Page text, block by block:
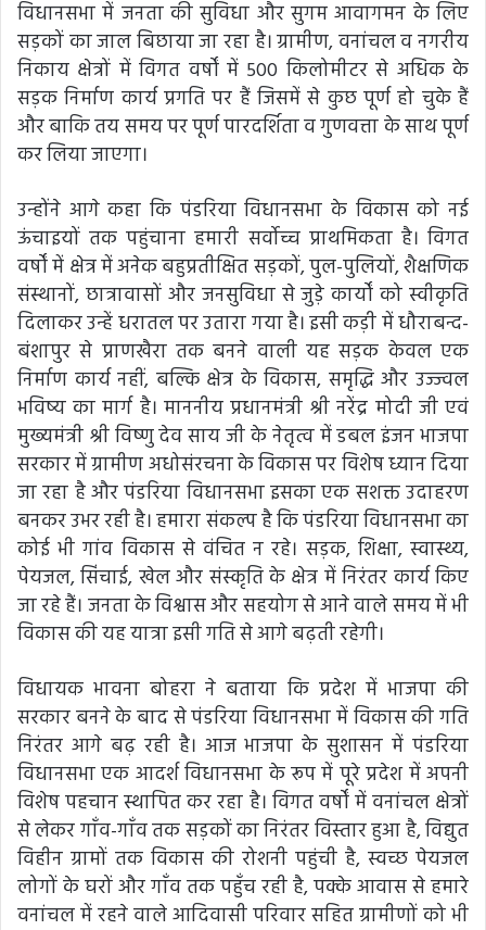
विधानसभा में जनता की सुविधा और सुगम आवागमन के लिए
सड़कों का जाल बिछाया जा रहा है। ग्रामीण, वनांचल व नगरीय
निकाय क्षेत्रों में विगत वर्षों में 500 किलोमीटर से अधिक के
सड़क निर्माण कार्य प्रगति पर हैं जिसमें से कुछ पूर्ण हो चुके हैं
और बाकि तय समय पर पूर्ण पारदर्शिता व गुणवत्ता के साथ पूर्ण
कर लिया जाएगा।
उन्होंने आगे कहा कि पंडरिया विधानसभा के विकास को नई
ऊंचाइयों तक पहुंचाना हमारी सर्वोच्च प्राथमिकता है। विगत
वर्षों में क्षेत्र में अनेक बहुप्रतीक्षित सड़कों, पुल-पुलियों, शैक्षणिक
संस्थानों, छात्रावासों और जनसुविधा से जुड़े कार्यों को स्वीकृति
दिलाकर उन्हें धरातल पर उतारा गया है। इसी कड़ी में धौराबन्द-
बंशापुर से प्राणखैरा तक बनने वाली यह सड़क केवल एक
निर्माण कार्य नहीं, बल्कि क्षेत्र के विकास, समृद्धि और उज्ज्वल
भविष्य का मार्ग है। माननीय प्रधानमंत्री श्री नरेंद्र मोदी जी एवं
मुख्यमंत्री श्री विष्णु देव साय जी के नेतृत्व में डबल इंजन भाजपा
सरकार में ग्रामीण अधोसंरचना के विकास पर विशेष ध्यान दिया
जा रहा है और पंडरिया विधानसभा इसका एक सशक्त उदाहरण
बनकर उभर रही है। हमारा संकल्प है कि पंडरिया विधानसभा का
कोई भी गांव विकास से वंचित न रहे। सड़क, शिक्षा, स्वास्थ्य,
पेयजल, सिंचाई, खेल और संस्कृति के क्षेत्र में निरंतर कार्य किए
जा रहे हैं। जनता के विश्वास और सहयोग से आने वाले समय में भी
विकास की यह यात्रा इसी गति से आगे बढ़ती रहेगी।
विधायक भावना बोहरा ने बताया कि प्रदेश में भाजपा की
सरकार बनने के बाद से पंडरिया विधानसभा में विकास की गति
निरंतर आगे बढ़ रही है। आज भाजपा के सुशासन में पंडरिया
विधानसभा एक आदर्श विधानसभा के रूप में पूरे प्रदेश में अपनी
विशेष पहचान स्थापित कर रहा है। विगत वर्षों में वनांचल क्षेत्रों
से लेकर गाँव-गाँव तक सड़कों का निरंतर विस्तार हुआ है, विद्युत
विहीन ग्रामों तक विकास की रोशनी पहुंची है, स्वच्छ पेयजल
लोगों के घरों और गाँव तक पहुँच रही है, पक्के आवास से हमारे
वनांचल में रहने वाले आदिवासी परिवार सहित ग्रामीणों को भी